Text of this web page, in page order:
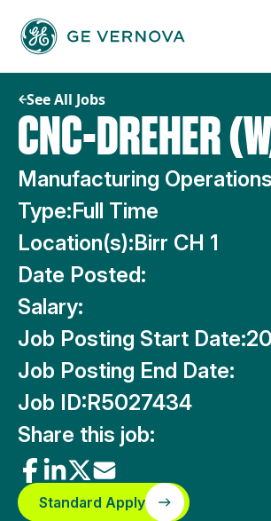
content
See All Jobs
CNC-DREHER
Manufacturing
Type:Full Time
Location(s):Birr CH 1
Date Posted:
Salary:
Job Posting Start Date:
Job Posting End Date:
Job ID:R5027434
Share this job:
Standard Apply